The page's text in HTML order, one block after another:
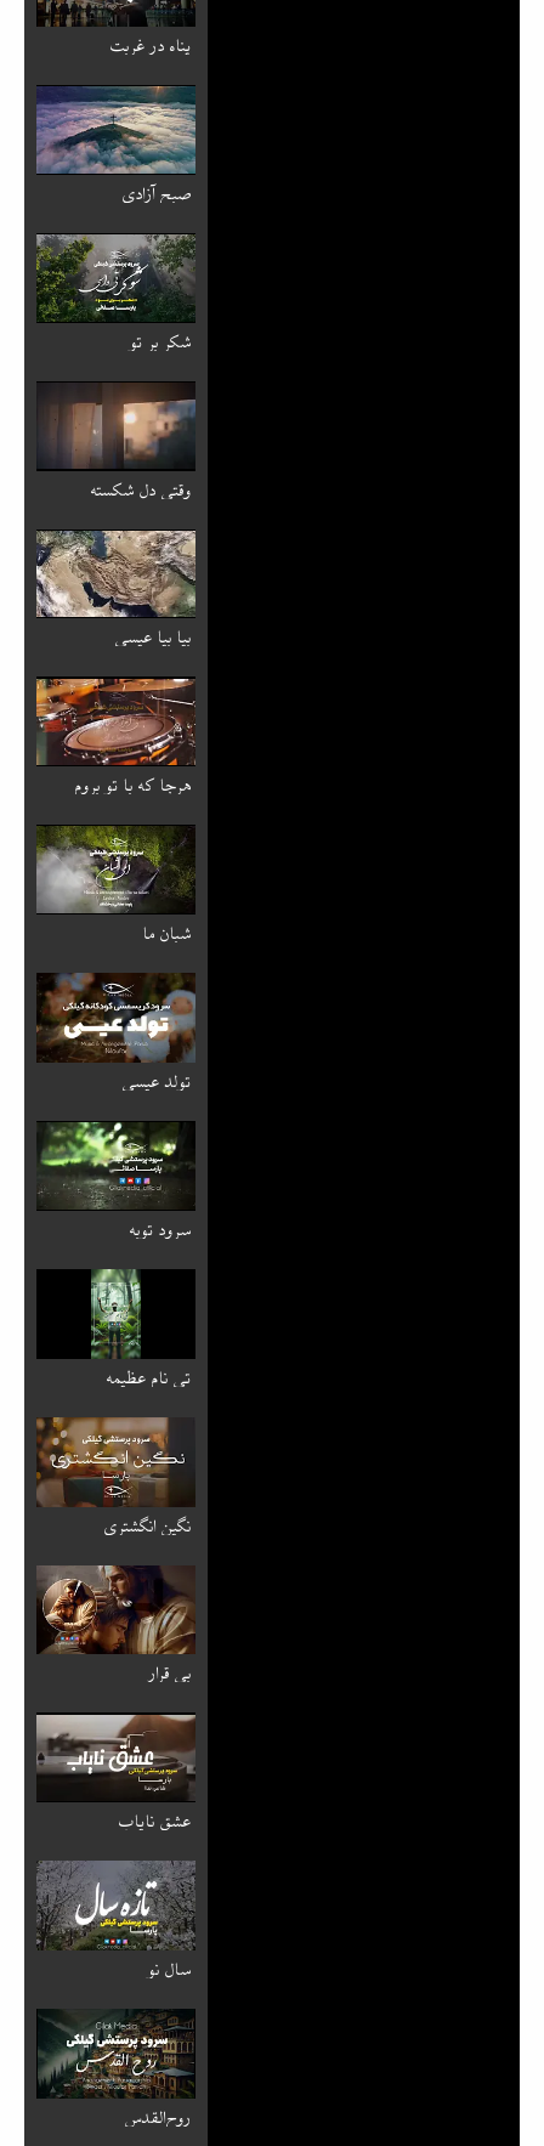
پناه در غربت
صبح آزادی
شکر بر تو
وقتی دل شکسته
بیا بیا عیسی
هرجا که با تو بروم
شبان ما
تولد عیسی
سرود توبه
تی نام عظیمه
نگین انگشتری
بی قرار
عشق نایاب
سال نو
روح‌القدس